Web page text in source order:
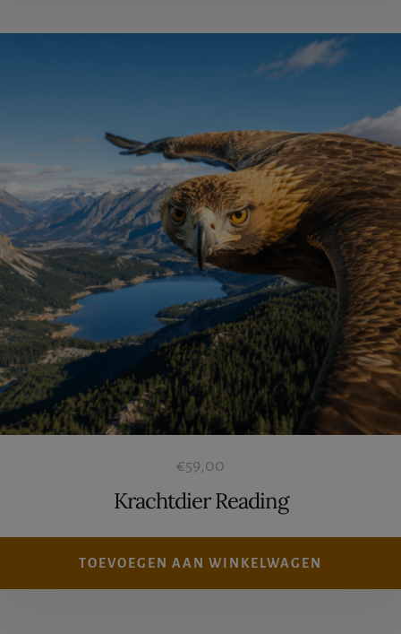
€59,00
Krachtdier Reading
TOEVOEGEN AAN WINKELWAGEN